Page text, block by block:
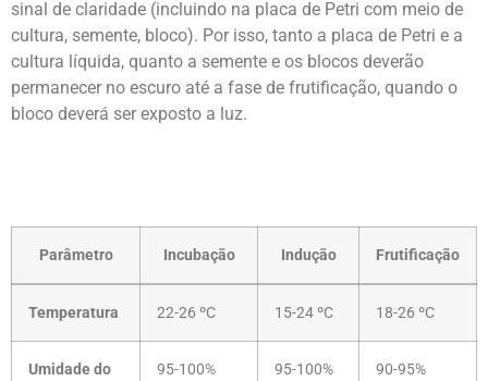
sinal de claridade (incluindo na placa de Petri com meio de
cultura, semente, bloco). Por isso, tanto a placa de Petri e a
cultura líquida, quanto a semente e os blocos deverão
permanecer no escuro até a fase de frutificação, quando o
bloco deverá ser exposto a luz.
Parâmetro Incubação Indução Frutificação
Temperatura 22-26 ºC 15-24 ºC 18-26 ºC
Umidade do
95-100% 95-100% 90-95%